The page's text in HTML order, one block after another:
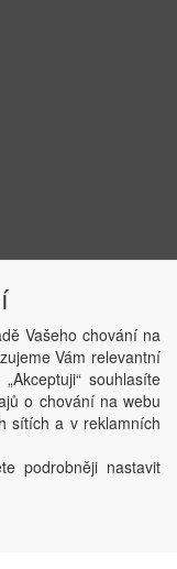
2020
Vašeho chování na
Vám relevantní
souhlasíte
o chování na webu
sítích a v reklamních
podrobněji nastavit